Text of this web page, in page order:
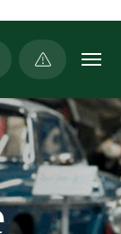
side